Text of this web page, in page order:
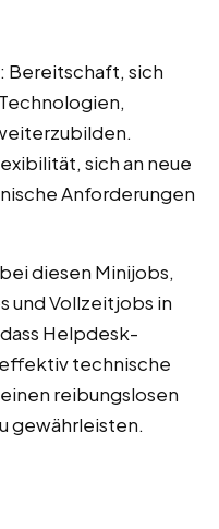
: Bereitschaft, sich
sich an neue
Anforderungen
diesen Minijobs,
und Vollzeitjobs in
Helpdesk-
technische
reibungslosen
gewährleisten.